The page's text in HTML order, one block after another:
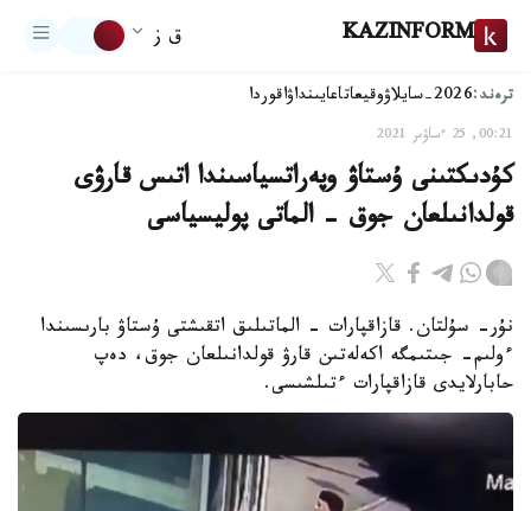
KAZINFORM ق ز
ترەند:2026-سايلاۋ وقيعاتاعايىنداۋاقوردا
00:21, 25 ءساۋىر 2021
كۇدىكتىنى ۇستاۋ وپەراتسياسىندا اتىس قارۋى
قولدانىلعان جوق - الماتى پوليسياسى
نۇر- سۇلتان. قازاقپارات - الماتىلىق اتقىشتى ۇستاۋ بارىسىندا
ءولىم- جىتىمگە اكەلەتىن قارۋ قولدانىلعان جوق، دەپ
حابارلايدى قازاقپارات ءتىلشىسى.